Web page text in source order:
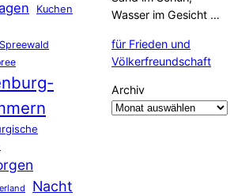
Kuchen
Nacht
Wasser im Gesicht …
für Frieden und
Völkerfreundschaft
Archiv